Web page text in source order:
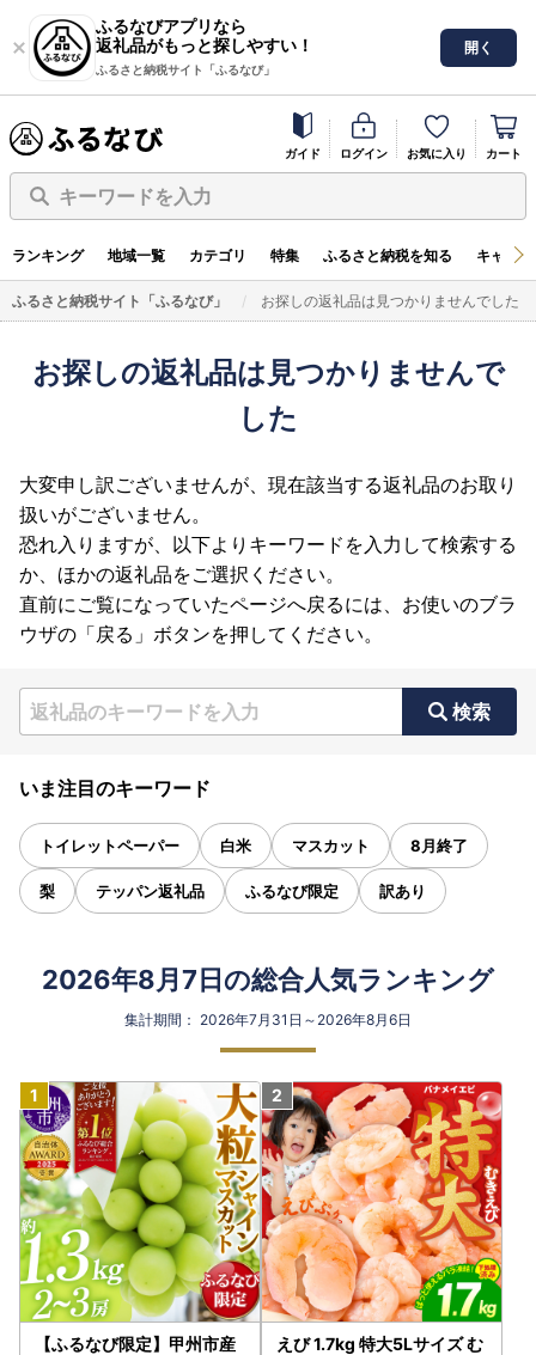
ふるなびアプリなら
返礼品がもっと探しやすい！
ふるさと納税サイト「ふるなび」
開く
ガイド ログイン お気に入り カート
キーワードを入力
ランキング 地域一覧 カテゴリ 特集 ふるさと納税を知る キャン
ふるさと納税サイト「ふるなび」 お探しの返礼品は見つかりませんでした
お探しの返礼品は見つかりませんで
した
大変申し訳ございませんが、現在該当する返礼品のお取り
扱いがございません。
恐れ入りますが、以下よりキーワードを入力して検索する
か、ほかの返礼品をご選択ください。
直前にご覧になっていたページへ戻るには、お使いのブラ
ウザの「戻る」ボタンを押してください。
検索
いま注目のキーワード
トイレットペーパー 白米 マスカット 8月終了
梨 テッパン返礼品 ふるなび限定 訳あり
2026年8月7日の総合人気ランキング
集計期間： 2026年7月31日～2026年8月6日
【ふるなび限定】甲州市産
えび 1.7kg 特大5Lサイズ む